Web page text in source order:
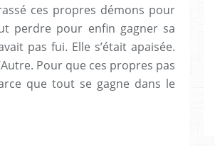
ces propres démons pour
perdre pour enfin gagner sa
pas fui. Elle s’était apaisée.
Pour que ces propres pas
que tout se gagne dans le